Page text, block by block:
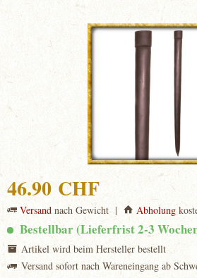
46.90 CHF
Versand nach Gewicht | Abholung
Bestellbar (Lieferfrist 2-3
Artikel wird beim Hersteller bestellt
Versand sofort nach Wareneingang ab